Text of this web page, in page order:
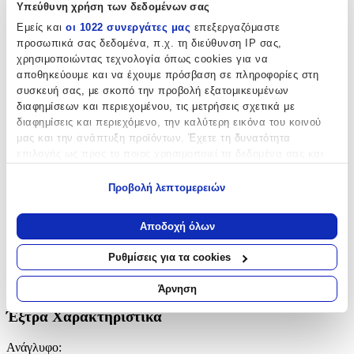
Υπεύθυνη χρήση των δεδομένων σας
Εμείς και οι 1022 συνεργάτες μας επεξεργαζόμαστε
προσωπικά σας δεδομένα, π.χ. τη διεύθυνση IP σας,
χρησιμοποιώντας τεχνολογία όπως cookies για να
αποθηκεύουμε και να έχουμε πρόσβαση σε πληροφορίες στη
συσκευή σας, με σκοπό την προβολή εξατομικευμένων
διαφημίσεων και περιεχομένου, τις μετρήσεις σχετικά με
διαφημίσεις και περιεχόμενο, την καλύτερη εικόνα του κοινού
μας και την ανάπτυξη προϊόντων. Έχετε τη δυνατότητα
Να συλλέξουμε πληροφορίες σχετικά με τη γεωγραφική
σας τοποθεσία, οι οποίες μπορεί να είναι ακριβείς σε
απόσταση μερικών μέτρων
Να αναγνωρίσουμε τη συσκευή σας σαρώνοντας ενεργά
για συγκεκριμένα χαρακτηριστικά (δακτυλικό αποτύπωμα)
Μάθετε περισσότερα σχετικά με τον τρόπο επεξεργασίας των
προσωπικών σας δεδομένων και καθορίστε τις προτιμήσεις σας
ανακαλέσετε τη συγκατάθεσή σας ανά πάσα στιγμή από τη
Προβολή λεπτομερειών
Αποδοχή όλων
Ρυθμίσεις για τα cookies
Άρνηση
Κατασκευαστής:
Ezzo
Βασικά Χαρακτηριστικά
Ποιότητα:
Συνθετικό
Έξτρα Χαρακτηριστικά
Ανάγλυφο: